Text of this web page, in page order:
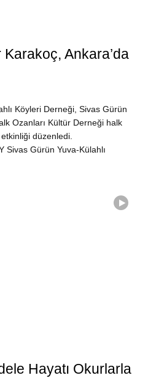
Ankara’da
Köyleri Derneği, Sivas Gürün
Ozanları Kültür Derneği halk
düzenledi.
Sivas Gürün Yuva-Külahlı
Hayatı Okurlarla